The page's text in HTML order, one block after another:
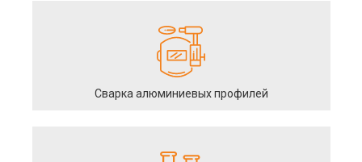
Сварка алюминиевых профилей